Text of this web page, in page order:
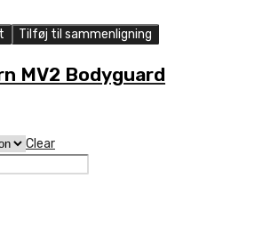
Tilføj til sammenligning
MV2 Bodyguard
Clear